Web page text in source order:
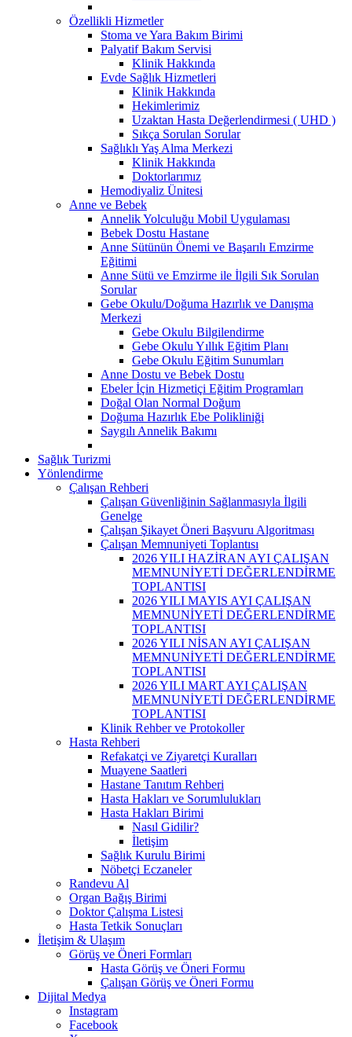
Özellikli Hizmetler
Stoma ve Yara Bakım Birimi
Palyatif Bakım Servisi
Klinik Hakkında
Evde Sağlık Hizmetleri
Klinik Hakkında
Hekimlerimiz
Uzaktan Hasta Değerlendirmesi ( UHD )
Sıkça Sorulan Sorular
Sağlıklı Yaş Alma Merkezi
Klinik Hakkında
Doktorlarımız
Hemodiyaliz Ünitesi
Anne ve Bebek
Annelik Yolculuğu Mobil Uygulaması
Bebek Dostu Hastane
Anne Sütünün Önemi ve Başarılı Emzirme
Eğitimi
Anne Sütü ve Emzirme ile İlgili Sık Sorulan
Sorular
Gebe Okulu/Doğuma Hazırlık ve Danışma
Merkezi
Gebe Okulu Bilgilendirme
Gebe Okulu Yıllık Eğitim Planı
Gebe Okulu Eğitim Sunumları
Anne Dostu ve Bebek Dostu
Ebeler İçin Hizmetiçi Eğitim Programları
Doğal Olan Normal Doğum
Doğuma Hazırlık Ebe Polikliniği
Saygılı Annelik Bakımı
Sağlık Turizmi
Yönlendirme
Çalışan Rehberi
Çalışan Güvenliğinin Sağlanmasıyla İlgili
Genelge
Çalışan Şikayet Öneri Başvuru Algoritması
Çalışan Memnuniyeti Toplantısı
2026 YILI HAZİRAN AYI ÇALIŞAN
MEMNUNİYETİ DEĞERLENDİRME
TOPLANTISI
2026 YILI MAYIS AYI ÇALIŞAN
MEMNUNİYETİ DEĞERLENDİRME
TOPLANTISI
2026 YILI NİSAN AYI ÇALIŞAN
MEMNUNİYETİ DEĞERLENDİRME
TOPLANTISI
2026 YILI MART AYI ÇALIŞAN
MEMNUNİYETİ DEĞERLENDİRME
TOPLANTISI
Klinik Rehber ve Protokoller
Hasta Rehberi
Refakatçi ve Ziyaretçi Kuralları
Muayene Saatleri
Hastane Tanıtım Rehberi
Hasta Hakları ve Sorumlulukları
Hasta Hakları Birimi
Nasıl Gidilir?
İletişim
Sağlık Kurulu Birimi
Nöbetçi Eczaneler
Randevu Al
Organ Bağış Birimi
Doktor Çalışma Listesi
Hasta Tetkik Sonuçları
İletişim & Ulaşım
Görüş ve Öneri Formları
Hasta Görüş ve Öneri Formu
Çalışan Görüş ve Öneri Formu
Dijital Medya
Instagram
Facebook